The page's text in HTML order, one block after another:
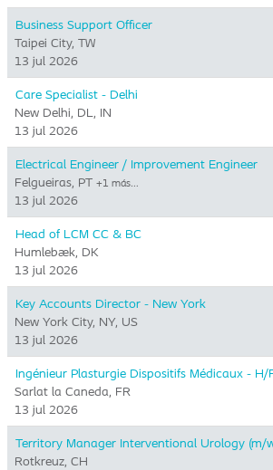
Business Support Officer
Taipei City, TW
13 jul 2026
Care Specialist - Delhi
New Delhi, DL, IN
13 jul 2026
Electrical Engineer / Improvement Engineer
Felgueiras, PT +1 más…
13 jul 2026
Head of LCM CC & BC
Humlebæk, DK
13 jul 2026
Key Accounts Director - New York
New York City, NY, US
13 jul 2026
Ingénieur Plasturgie Dispositifs Médicaux - H/
Sarlat la Caneda, FR
13 jul 2026
Territory Manager Interventional Urology (m/
Rotkreuz, CH